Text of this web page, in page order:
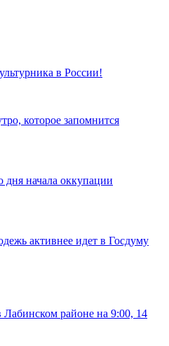
в России!
которое запомнится
дня начала оккупации
активнее идет в Госдуму
районе на 9:00, 14